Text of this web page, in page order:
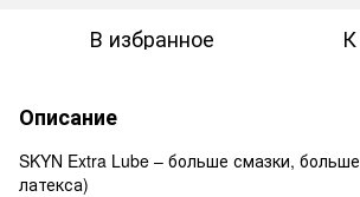
В избранное
Описание
SKYN Extra Lube – больше смазки,
латекса)